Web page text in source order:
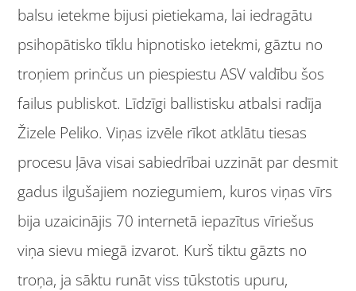
balsu ietekme bijusi pietiekama, lai iedragātu
psihopātisko tīklu hipnotisko ietekmi, gāztu no
troņiem prinčus un piespiestu ASV valdību šos
failus publiskot. Līdzīgi ballistisku atbalsi radīja
Žizele Peliko. Viņas izvēle rīkot atklātu tiesas
procesu ļāva visai sabiedrībai uzzināt par desmit
gadus ilgušajiem noziegumiem, kuros viņas vīrs
bija uzaicinājis 70 internetā iepazītus vīriešus
viņa sievu miegā izvarot. Kurš tiktu gāzts no
troņa, ja sāktu runāt viss tūkstotis upuru,